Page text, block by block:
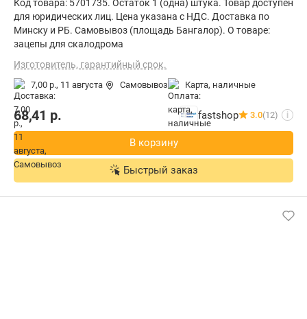
Код товара: 5701735. Остаток 1 (одна) штука. Товар доступен
для юридических лиц. Цена указана с НДС. Доставка по
Минску и РБ. Самовывоз (площадь Бангалор). О товаре:
зацепы для скалодрома
Изготовитель, гарантийный срок.
7,00 р., 11 августа Самовывоз карта, наличные
68,41 р. fastshop 3.0(12) i
В корзину
Быстрый заказ